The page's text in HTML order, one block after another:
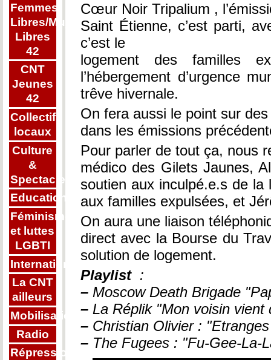
Femmes
Libres/Mujeres
Libres
42
CNT
Jeunes
42
Collectifs
locaux
Culture
&
Spectacle
Education
Féminisme
et luttes
LGBTI
Internationalisme
La CNT
ailleurs
Mobilisations
Radio
Répression
Cœur Noir Tripalium ,
Saint Étienne, c’est parti,
c’est le
logement des familles
l’hébergement d’urgence
trêve hivernale.
On fera aussi le point sur
dans les émissions
Pour parler de tout ça, nous
médico des Gilets Jaunes,
soutien aux inculpé.e.s de
aux familles expulsées, et
On aura une liaison
direct avec la Bourse du
solution de logement.
Playlist :
– Moscow Death Brigade
– La Réplik "Mon voisin vient
– Christian Olivier :
– The Fugees : "Fu-Gee-La-